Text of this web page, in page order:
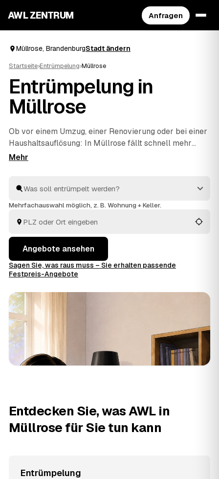
AWL ZENTRUM Anfragen
Müllrose, BrandenburgStadt ändern
Startseite›Entrümpelung›Müllrose
Entrümpelung in
Müllrose
Ob vor einem Umzug, einer Renovierung oder bei einer
Haushaltsauflösung: In Müllrose fällt schnell mehr
Hausrat an, als man allein wegbekommt. Über AWL
Angebote von geprüften Betrieben rund um Müllrose
bisFrankfurtundEisenhüttenstadt. So finden Sie ohne
Preise im Voraus raten.
Mehrfachauswahl möglich, z. B. Wohnung + Keller.
Angebote ansehen
Sagen Sie, was raus muss – Sie erhalten passende
Festpreis-Angebote
Entdecken Sie, was AWL in
Müllrose für Sie tun kann
Entrümpelung